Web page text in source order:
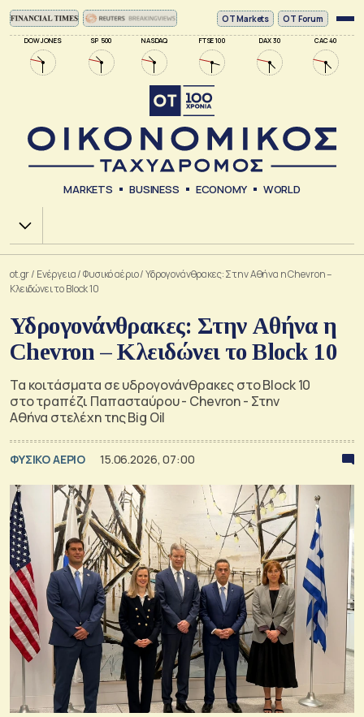
DOW JONES SP 500 NASDAQ FTSE 100 DAX 30 CAC 40
ΟΤ Markets OT Forum
MARKETS BUSINESS ECONOMY WORLD
Χ.Α.
ot.gr/ Ενέργεια/Φυσικό αέριο/Υδρογονάνθρακες: Στην Αθήνα η Chevron –
Κλειδώνει το Block 10
Υδρογονάνθρακες: Στην Αθήνα η
Chevron – Κλειδώνει το Block 10
Τα κοιτάσματα σε υδρογονάνθρακες στο Block 10
στο τραπέζι Παπασταύρου - Chevron - Στην
Αθήνα στελέχη της Big Oil
ΦΥΣΙΚΟ ΑΕΡΙΟ 15.06.2026, 07:00